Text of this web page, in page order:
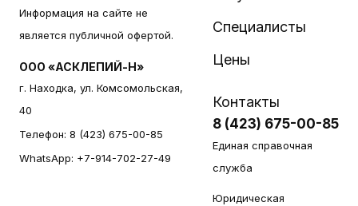
Информация на сайте не
является публичной офертой.
ООО «АСКЛЕПИЙ-Н»
г. Находка, ул. Комсомольская,
40
Телефон: 8 (423) 675-00-85
WhatsApp: +7-914-702-27-49
Специалисты
Цены
Контакты
8 (423) 675-00-85
Единая справочная
служба
Юридическая